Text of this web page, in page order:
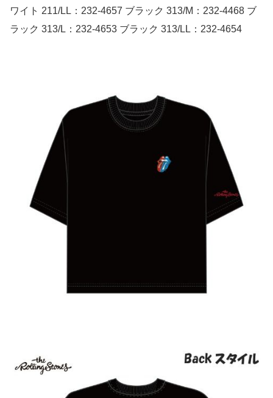
ワイト 211/LL：232-4657 ブラック 313/M：232-4468 ブ
ラック 313/L：232-4653 ブラック 313/LL：232-4654